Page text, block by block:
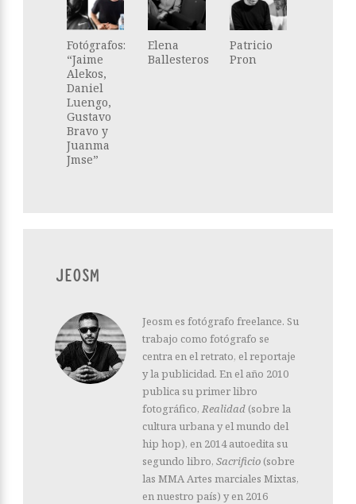
Fotógrafos:
“Jaime
Alekos,
Daniel
Luengo,
Gustavo
Bravo y
Juanma
Jmse”
Elena
Ballesteros
Patricio
Pron
JEOSM
Jeosm es fotógrafo freelance. Su
trabajo como fotógrafo se
centra en el retrato, el reportaje
y la publicidad. En el año 2010
publica su primer libro
fotográfico, Realidad (sobre la
cultura urbana y el mundo del
hip hop), en 2014 autoedita su
segundo libro, Sacrificio (sobre
las MMA Artes marciales Mixtas,
en nuestro país) y en 2016